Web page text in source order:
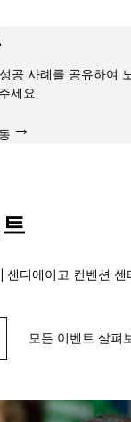
공 사례를 공유하여
세요.
디에이고 컨벤션
모든 이벤트 살펴